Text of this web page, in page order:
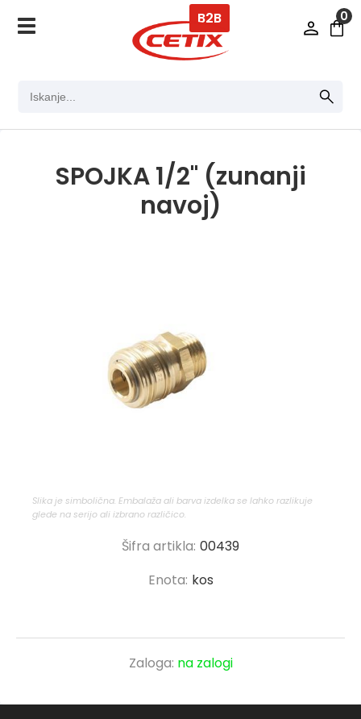
0
B2B
SPOJKA 1/2" (zunanji
navoj)
Slika je simbolična. Embalaža ali barva izdelka se lahko razlikuje
glede na serijo ali izbrano različico.
Šifra artikla: 00439
Enota: kos
Zaloga: na zalogi